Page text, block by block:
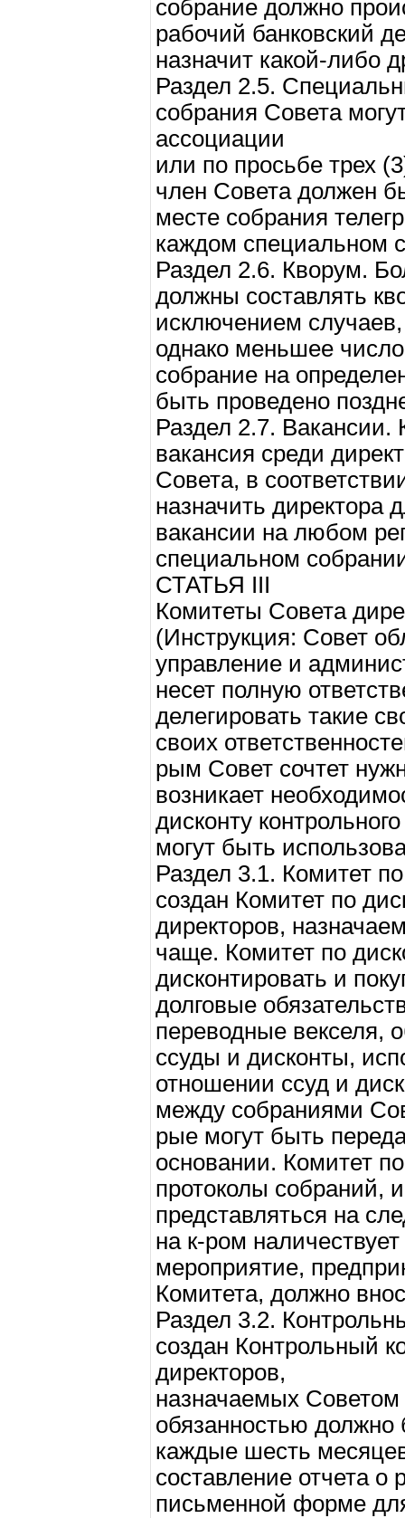
собрание должно
рабочий банковский
назначит какой-либо
Раздел 2.5.
собрания Совета
ассоциации
или по просьбе трех
член Совета должен
месте собрания
каждом специальном
Раздел 2.6. Кворум.
должны составлять
исключением
однако меньшее
собрание на
быть проведено
Раздел 2.7. Вакансии.
вакансия среди
Совета, в
назначить директора
вакансии на любом
специальном
СТАТЬЯ III
Комитеты Совета
(Инструкция: Совет
управление и
несет полную
делегировать такие
своих
рым Совет сочтет
возникает
дисконту
могут быть
Раздел 3.1. Комитет
создан Комитет по
директоров,
чаще. Комитет по
дисконтировать и
долговые
переводные векселя,
ссуды и дисконты,
отношении ссуд и
между собраниями
рые могут быть
основании. Комитет
протоколы собраний,
представляться на
на к-ром
мероприятие,
Комитета, должно
Раздел 3.2.
создан Контрольный
директоров,
назначаемых
обязанностью должно
каждые шесть
составление отчета о
письменной форме